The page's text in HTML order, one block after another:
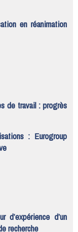
en réanimation
de travail : progrès
: Eurogroup
d’expérience d’un
recherche